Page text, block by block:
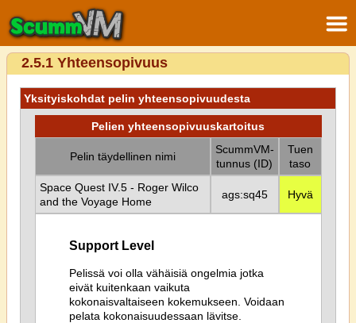
2.5.1 Yhteensopivuus
Yksityiskohdat pelin yhteensopivuudesta
Pelien yhteensopivuuskartoitus
Pelin täydellinen nimi
ScummVM-
tunnus (ID)
Tuen
taso
Space Quest IV.5 - Roger Wilco
and the Voyage Home
ags:sq45 Hyvä
Support Level
Pelissä voi olla vähäisiä ongelmia jotka
eivät kuitenkaan vaikuta
kokonaisvaltaiseen kokemukseen. Voidaan
pelata kokonaisuudessaan lävitse.